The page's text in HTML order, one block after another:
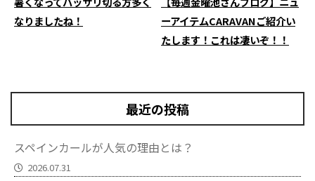
なりましたね！
ーアイテムCARAVANご紹介い
たします！これは凄いぞ！！
最近の投稿
スペインカールが人気の理由とは？
2026.07.31